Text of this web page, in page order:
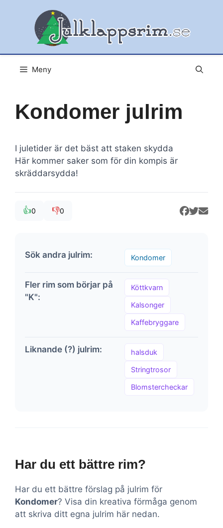
Meny
Kondomer julrim
I juletider är det bäst att staken skydda
Här kommer saker som för din kompis är
skräddarsydda!
👍0 👎0
Sök andra julrim: Kondomer
Fler rim som börjar på
"K":
Köttkvarn
Kalsonger
Kaffebryggare
Liknande (?) julrim: halsduk
Stringtrosor
Blomstercheckar
Har du ett bättre rim?
Har du ett bättre förslag på julrim för
Kondomer? Visa din kreativa förmåga genom
att skriva ditt egna julrim här nedan.